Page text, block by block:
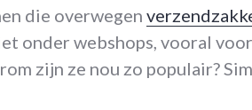
die overwegen
onder webshops, vooral
zijn ze nou zo populair?